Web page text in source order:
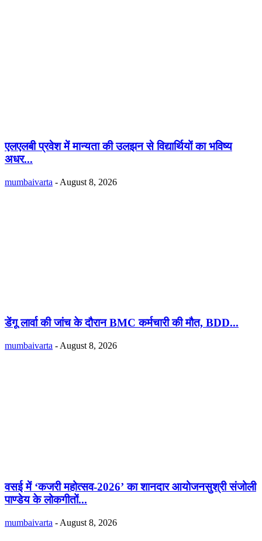
एलएलबी प्रवेश में मान्यता की उलझन से विद्यार्थियों का भविष्य
अधर...
mumbaivarta - August 8, 2026
डेंगू लार्वा की जांच के दौरान BMC कर्मचारी की मौत, BDD...
mumbaivarta - August 8, 2026
वसई में ‘कजरी महोत्सव-2026’ का शानदार आयोजनसुश्री संजोली
पाण्डेय के लोकगीतों...
mumbaivarta - August 8, 2026